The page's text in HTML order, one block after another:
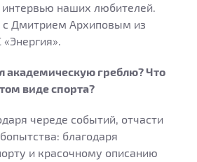
наших любителей.
с Дмитрием Архиповым из
академическую греблю? Что
виде спорта?
череде событий, отчасти
благодаря
и красочному описанию